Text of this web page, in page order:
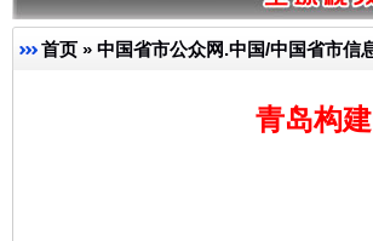
首页 » 中国省市公众网.中国/中国省市信
青岛构